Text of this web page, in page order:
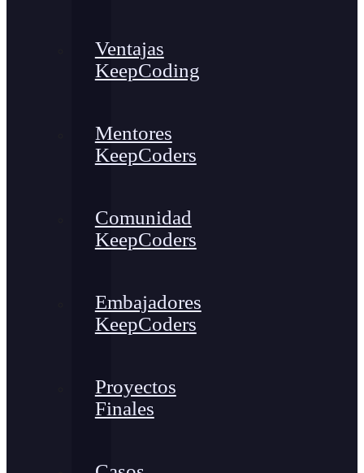
Ventajas
KeepCoding
Mentores
KeepCoders
Comunidad
KeepCoders
Embajadores
KeepCoders
Proyectos
Finales